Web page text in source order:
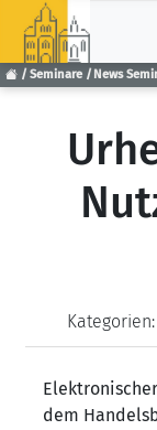
Seminare News
Kategorien:
dem